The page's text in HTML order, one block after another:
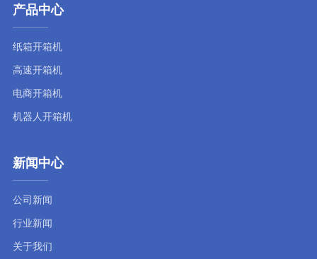
产品中心
纸箱开箱机
高速开箱机
电商开箱机
机器人开箱机
新闻中心
公司新闻
行业新闻
关于我们